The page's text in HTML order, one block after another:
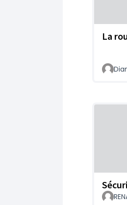
La